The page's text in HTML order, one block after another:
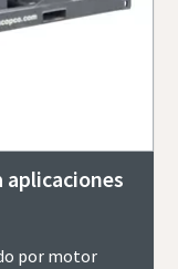
aplicaciones
por motor